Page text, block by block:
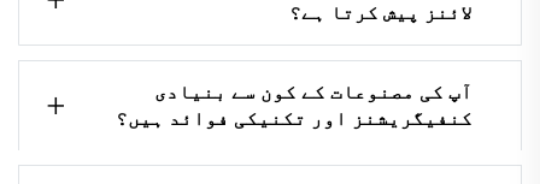
لائنز پیش کرتا ہے؟
آپ کی مصنوعات کے کون سے بنیادی
کنفیگریشنز اور تکنیکی فوائد ہیں؟